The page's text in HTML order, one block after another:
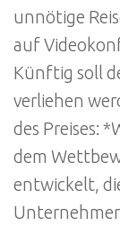
unnötige
auf
Künftig soll
verliehen
des Preises:
dem
entwickelt,